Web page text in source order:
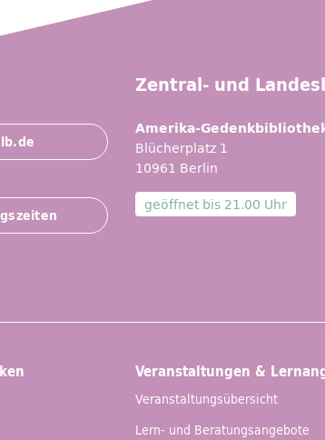
Zentral- und
Amerika-
Blücherplatz 1
10961 Berlin
geöffnet bis 21.00 Uhr
Veranstaltungen &
Veranstaltungsübersicht
Lern- und Beratungsangebote